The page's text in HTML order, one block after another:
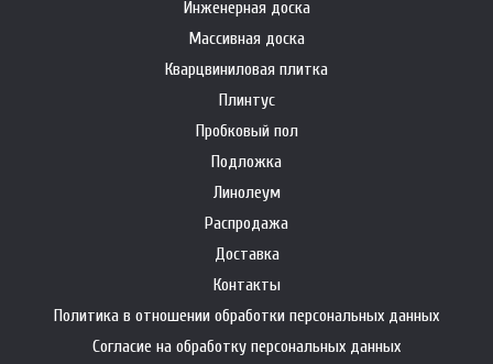
Инженерная доска
Массивная доска
Кварцвиниловая плитка
Плинтус
Пробковый пол
Подложка
Линолеум
Распродажа
Доставка
Контакты
Политика в отношении обработки персональных данных
Согласие на обработку персональных данных